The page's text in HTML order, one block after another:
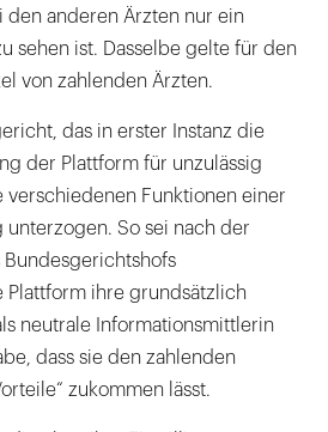
anderen Ärzten nur ein
sehen ist. Dasselbe gelte für den
von zahlenden Ärzten.
das in erster Instanz die
der Plattform für unzulässig
verschiedenen Funktionen einer
unterzogen. So sei nach der
ihre grundsätzlich
neutrale Informationsmittlerin
dass sie den zahlenden
zukommen lässt.